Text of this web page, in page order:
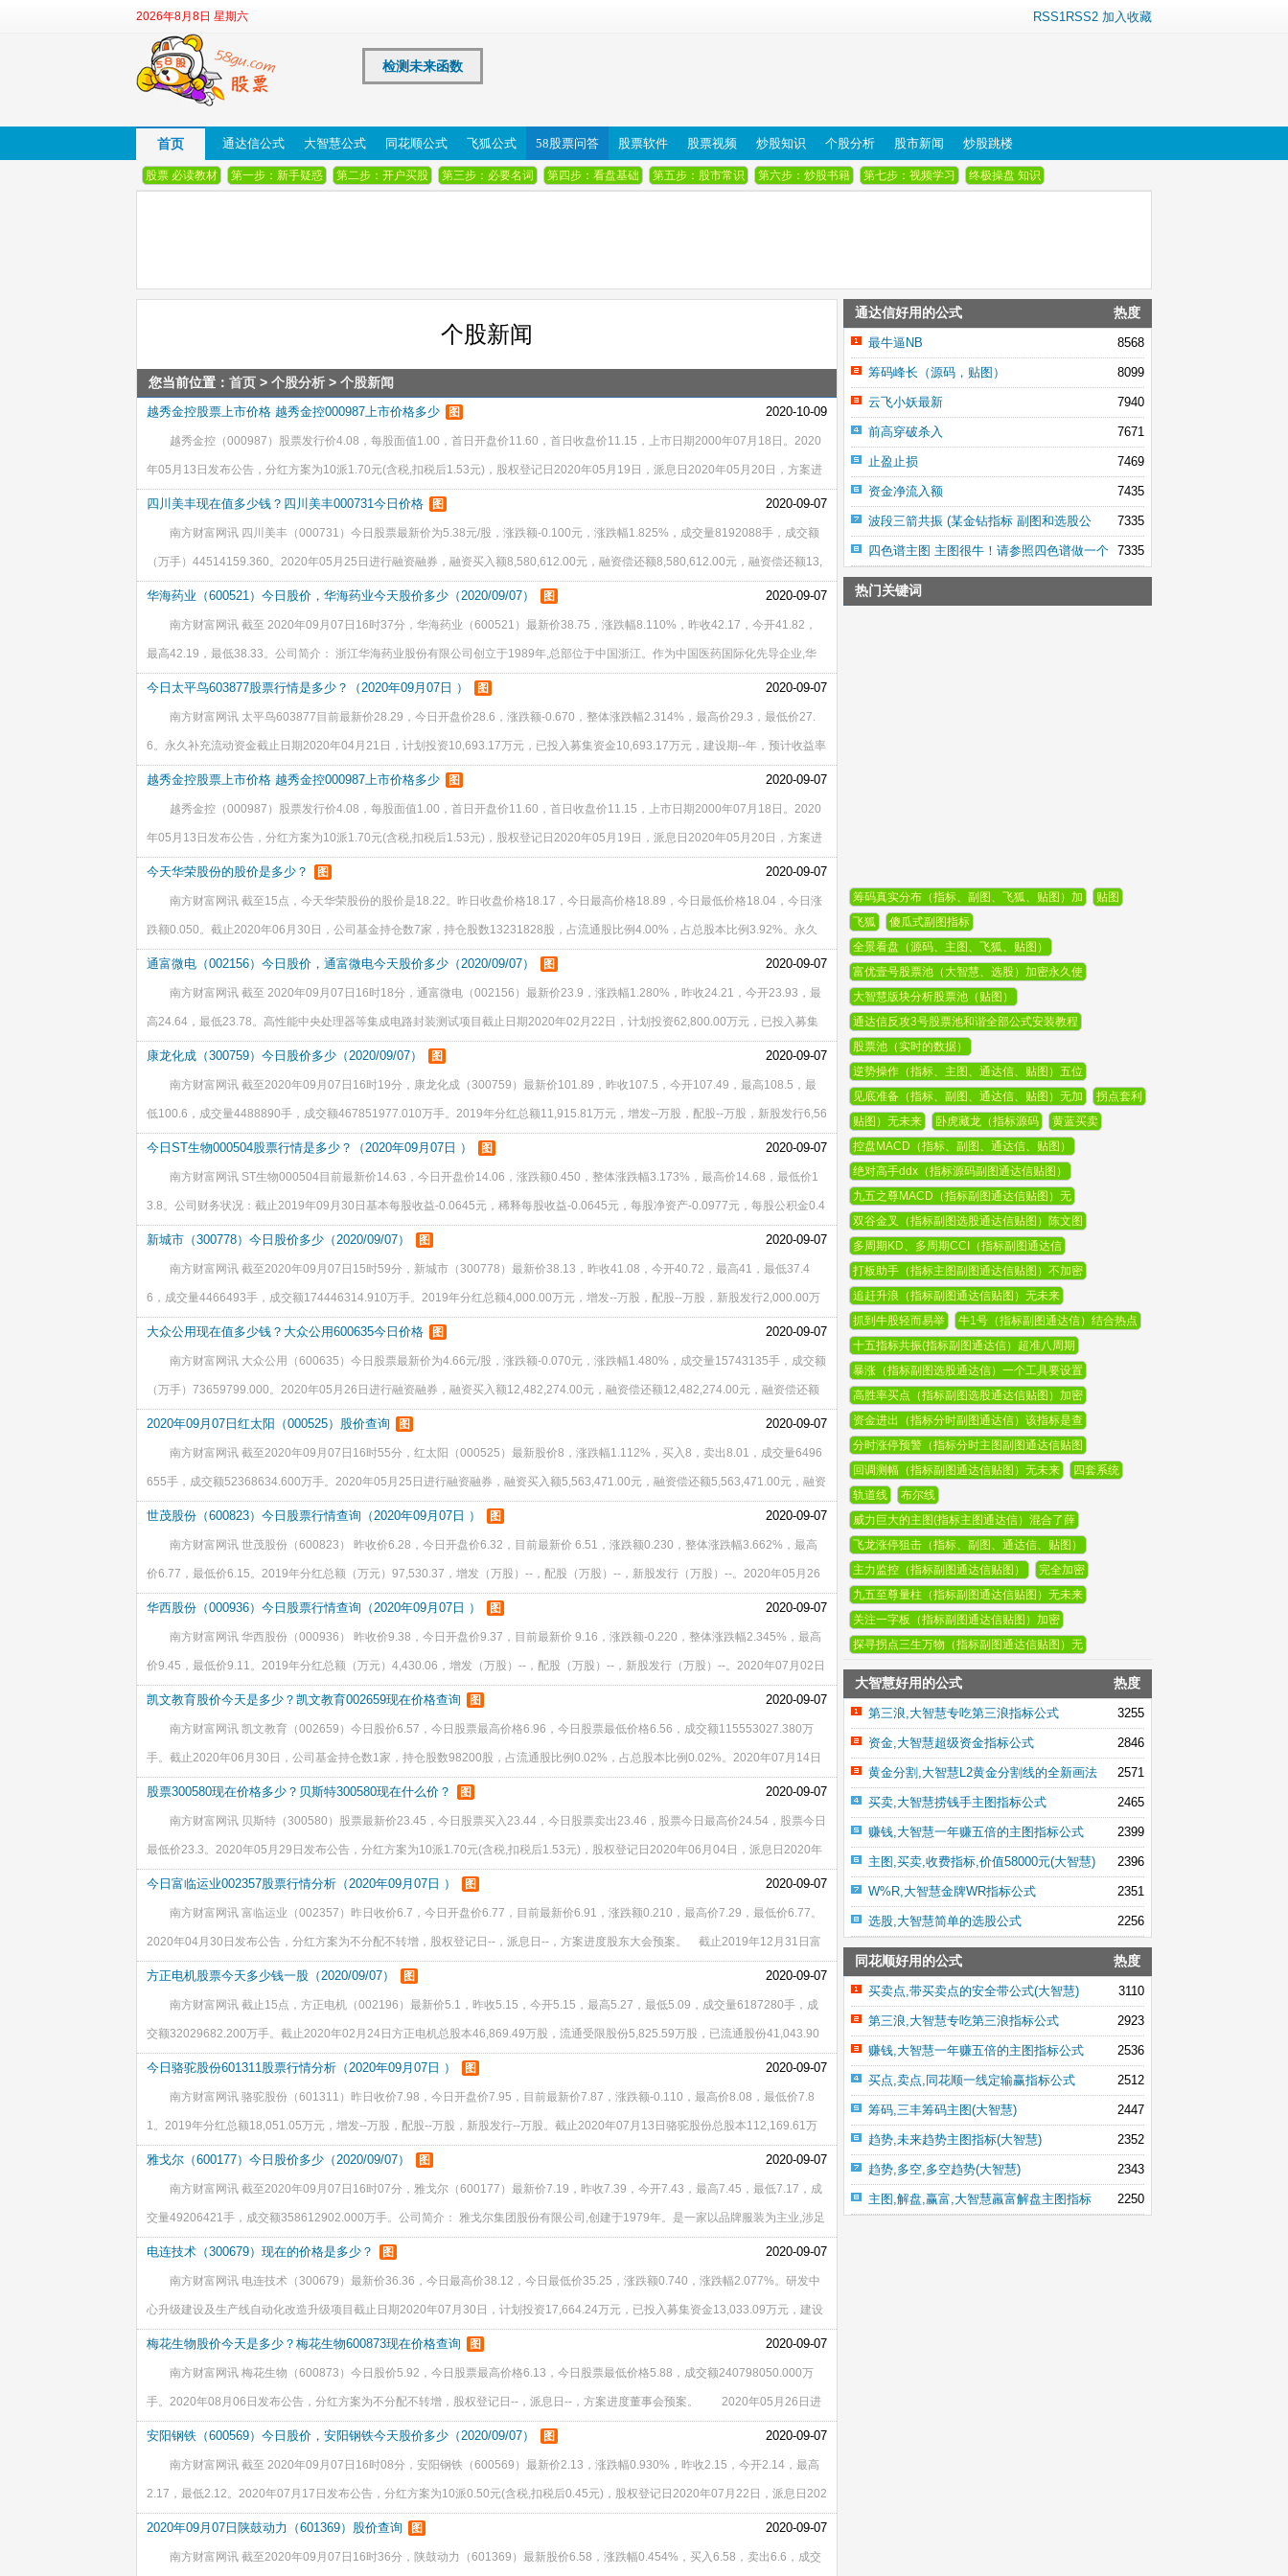
2026年8月8日 星期六 RSS1RSS2 加入收藏
检测未来函数
首页 通达信公式 大智慧公式 同花顺公式 飞狐公式 58股票问答 股票软件 股票视频 炒股知识 个股分析 股市新闻 炒股跳楼
股票 必读教材 第一步：新手疑惑 第二步：开户买股 第三步：必要名词 第四步：看盘基础 第五步：股市常识 第六步：炒股书籍 第七步：视频学习 终极操盘 知识
个股新闻
您当前位置： 首页 > 个股分析 > 个股新闻
越秀金控股票上市价格 越秀金控000987上市价格多少 图 2020-10-09
越秀金控（000987）股票发行价4.08，每股面值1.00，首日开盘价11.60，首日收盘价11.15，上市日期2000年07月18日。2020
年05月13日发布公告，分红方案为10派1.70元(含税,扣税后1.53元)，股权登记日2020年05月19日，派息日2020年05月20日，方案进
度实施方案。 2019年分红总额46,799.04万元，增发--万股，配股--万股
四川美丰现在值多少钱？四川美丰000731今日价格 图 2020-09-07
南方财富网讯 四川美丰（000731）今日股票最新价为5.38元/股，涨跌额-0.100元，涨跌幅1.825%，成交量8192088手，成交额
（万手）44514159.360。2020年05月25日进行融资融券，融资买入额8,580,612.00元，融资偿还额8,580,612.00元，融资偿还额13,
940,773.00元，融资金额368,305,417.00元，融券卖出
华海药业（600521）今日股价，华海药业今天股价多少（2020/09/07） 图 2020-09-07
南方财富网讯 截至 2020年09月07日16时37分，华海药业（600521）最新价38.75，涨跌幅8.110%，昨收42.17，今开41.82，
最高42.19，最低38.33。公司简介： 浙江华海药业股份有限公司创立于1989年,总部位于中国浙江。作为中国医药国际化先导企业,华
海药业是中国一家通过美国FDA制剂质量认证并自主拥有ANDA文号的制药公司,也是一家在美国实
今日太平鸟603877股票行情是多少？（2020年09月07日 ） 图 2020-09-07
南方财富网讯 太平鸟603877目前最新价28.29，今日开盘价28.6，涨跌额-0.670，整体涨跌幅2.314%，最高价29.3，最低价27.
6。永久补充流动资金截止日期2020年04月21日，计划投资10,693.17万元，已投入募集资金10,693.17万元，建设期--年，预计收益率
（税后）--，预计投资回收期--年。2019年分红总额32,984.14万元，增发-
越秀金控股票上市价格 越秀金控000987上市价格多少 图 2020-09-07
越秀金控（000987）股票发行价4.08，每股面值1.00，首日开盘价11.60，首日收盘价11.15，上市日期2000年07月18日。2020
年05月13日发布公告，分红方案为10派1.70元(含税,扣税后1.53元)，股权登记日2020年05月19日，派息日2020年05月20日，方案进
度实施方案。 2019年分红总额46,799.04万元，增发--万股，配股--万股
今天华荣股份的股价是多少？ 图 2020-09-07
南方财富网讯 截至15点，今天华荣股份的股价是18.22。昨日收盘价格18.17，今日最高价格18.89，今日最低价格18.04，今日涨
跌额0.050。截止2020年06月30日，公司基金持仓数7家，持仓股数13231828股，占流通股比例4.00%，占总股本比例3.92%。永久
补充流动资金截止日期2020年04月28日，计划投资26,500.00万元，已投入募集资金27,
通富微电（002156）今日股价，通富微电今天股价多少（2020/09/07） 图 2020-09-07
南方财富网讯 截至 2020年09月07日16时18分，通富微电（002156）最新价23.9，涨跌幅1.280%，昨收24.21，今开23.93，最
高24.64，最低23.78。高性能中央处理器等集成电路封装测试项目截止日期2020年02月22日，计划投资62,800.00万元，已投入募集
资金--万元，建设期--年，预计收益率（税后）--，预计投资回收期--年。数据仅供参
康龙化成（300759）今日股价多少（2020/09/07） 图 2020-09-07
南方财富网讯 截至2020年09月07日16时19分，康龙化成（300759）最新价101.89，昨收107.5，今开107.49，最高108.5，最
低100.6，成交量4488890手，成交额467851977.010万手。2019年分红总额11,915.81万元，增发--万股，配股--万股，新股发行6,56
3.00万股。公司财务状况：截止2019年09月30日基本每股收
今日ST生物000504股票行情是多少？（2020年09月07日 ） 图 2020-09-07
南方财富网讯 ST生物000504目前最新价14.63，今日开盘价14.06，涨跌额0.450，整体涨跌幅3.173%，最高价14.68，最低价1
3.8。公司财务状况：截止2019年09月30日基本每股收益-0.0645元，稀释每股收益-0.0645元，每股净资产-0.0977元，每股公积金0.4
536元，每股未分配利润-1.6638元，每股经营现金流-0.0152元，营业
新城市（300778）今日股价多少（2020/09/07） 图 2020-09-07
南方财富网讯 截至2020年09月07日15时59分，新城市（300778）最新价38.13，昨收41.08，今开40.72，最高41，最低37.4
6，成交量4466493手，成交额174446314.910万手。2019年分红总额4,000.00万元，增发--万股，配股--万股，新股发行2,000.00万
股。创新发展研究中心建设项目截止日期2020年04月28日，计划投资
大众公用现在值多少钱？大众公用600635今日价格 图 2020-09-07
南方财富网讯 大众公用（600635）今日股票最新价为4.66元/股，涨跌额-0.070元，涨跌幅1.480%，成交量15743135手，成交额
（万手）73659799.000。2020年05月26日进行融资融券，融资买入额12,482,274.00元，融资偿还额12,482,274.00元，融资偿还额
8,395,244.00元，融资金额715,980,189.00元，融券
2020年09月07日红太阳（000525）股价查询 图 2020-09-07
南方财富网讯 截至2020年09月07日16时55分，红太阳（000525）最新股价8，涨跌幅1.112%，买入8，卖出8.01，成交量6496
655手，成交额52368634.600万手。2020年05月25日进行融资融券，融资买入额5,563,471.00元，融资偿还额5,563,471.00元，融资
偿还额5,035,149.00元，融资金额340,778,334.00
世茂股份（600823）今日股票行情查询（2020年09月07日 ） 图 2020-09-07
南方财富网讯 世茂股份（600823） 昨收价6.28，今日开盘价6.32，目前最新价 6.51，涨跌额0.230，整体涨跌幅3.662%，最高
价6.77，最低价6.15。2019年分红总额（万元）97,530.37，增发（万股）--，配股（万股）--，新股发行（万股）--。2020年05月26
日进行融资融券，融资买入额5,089,638.00元，融资偿还额6,063,45
华西股份（000936）今日股票行情查询（2020年09月07日 ） 图 2020-09-07
南方财富网讯 华西股份（000936） 昨收价9.38，今日开盘价9.37，目前最新价 9.16，涨跌额-0.220，整体涨跌幅2.345%，最高
价9.45，最低价9.11。2019年分红总额（万元）4,430.06，增发（万股）--，配股（万股）--，新股发行（万股）--。2020年07月02日
发布公告，分红方案为10派0.50元(含税,扣税后0.45元)，股权登记日20
凯文教育股价今天是多少？凯文教育002659现在价格查询 图 2020-09-07
南方财富网讯 凯文教育（002659）今日股价6.57，今日股票最高价格6.96，今日股票最低价格6.56，成交额115553027.380万
手。截止2020年06月30日，公司基金持仓数1家，持仓股数98200股，占流通股比例0.02%，占总股本比例0.02%。2020年07月14日
增发股票，实际增发数量9971.34万股，实际募集净额9971.34万元，增发价格4.73
股票300580现在价格多少？贝斯特300580现在什么价？ 图 2020-09-07
南方财富网讯 贝斯特（300580）股票最新价23.45，今日股票买入23.44，今日股票卖出23.46，股票今日最高价24.54，股票今日
最低价23.3。2020年05月29日发布公告，分红方案为10派1.70元(含税,扣税后1.53元)，股权登记日2020年06月04日，派息日2020年
06月05日，方案进度实施方案。 截止2020年01月14日贝斯特总股本20,00
今日富临运业002357股票行情分析（2020年09月07日 ） 图 2020-09-07
南方财富网讯 富临运业（002357）昨日收价6.7，今日开盘价6.77，目前最新价6.91，涨跌额0.210，最高价7.29，最低价6.77。
2020年04月30日发布公告，分红方案为不分配不转增，股权登记日--，派息日--，方案进度股东大会预案。 截止2019年12月31日富
临运业总股本31,348.90万股，流通受限股份25.45万股，已流通股份31,323.45万股
方正电机股票今天多少钱一股（2020/09/07） 图 2020-09-07
南方财富网讯 截止15点，方正电机（002196）最新价5.1，昨收5.15，今开5.15，最高5.27，最低5.09，成交量6187280手，成
交额32029682.200万手。截止2020年02月24日方正电机总股本46,869.49万股，流通受限股份5,825.59万股，已流通股份41,043.90
万股，已上市流通A股41,043.90万股，变动原因是网下配售股份上市
今日骆驼股份601311股票行情分析（2020年09月07日 ） 图 2020-09-07
南方财富网讯 骆驼股份（601311）昨日收价7.98，今日开盘价7.95，目前最新价7.87，涨跌额-0.110，最高价8.08，最低价7.8
1。2019年分红总额18,051.05万元，增发--万股，配股--万股，新股发行--万股。截止2020年07月13日骆驼股份总股本112,169.61万
股，流通受限股份--万股，已流通股份112,169.61万股，已上市流通A股1
雅戈尔（600177）今日股价多少（2020/09/07） 图 2020-09-07
南方财富网讯 截至2020年09月07日16时07分，雅戈尔（600177）最新价7.19，昨收7.39，今开7.43，最高7.45，最低7.17，成
交量49206421手，成交额358612902.000万手。公司简介： 雅戈尔集团股份有限公司,创建于1979年。是一家以品牌服装为主业,涉足
地产开发、金融投资领域的大型跨国集团,位列2014中国企业五百强第221位、中国民
电连技术（300679）现在的价格是多少？ 图 2020-09-07
南方财富网讯 电连技术（300679）最新价36.36，今日最高价38.12，今日最低价35.25，涨跌额0.740，涨跌幅2.077%。研发中
心升级建设及生产线自动化改造升级项目截止日期2020年07月30日，计划投资17,664.24万元，已投入募集资金13,033.09万元，建设
期2.00年，预计收益率（税后）--，预计投资回收期--年。截止2019年12月31日股东
梅花生物股价今天是多少？梅花生物600873现在价格查询 图 2020-09-07
南方财富网讯 梅花生物（600873）今日股价5.92，今日股票最高价格6.13，今日股票最低价格5.88，成交额240798050.000万
手。2020年08月06日发布公告，分红方案为不分配不转增，股权登记日--，派息日--，方案进度董事会预案。 2020年05月26日进
行融资融券，融资买入额18,390,349.00元，融资偿还额18,390,349.00元，融资偿
安阳钢铁（600569）今日股价，安阳钢铁今天股价多少（2020/09/07） 图 2020-09-07
南方财富网讯 截至 2020年09月07日16时08分，安阳钢铁（600569）最新价2.13，涨跌幅0.930%，昨收2.15，今开2.14，最高
2.17，最低2.12。2020年07月17日发布公告，分红方案为10派0.50元(含税,扣税后0.45元)，股权登记日2020年07月22日，派息日202
0年07月23日，方案进度实施方案。 数据仅供参考，交易时请以成交价为准
2020年09月07日陕鼓动力（601369）股价查询 图 2020-09-07
南方财富网讯 截至2020年09月07日16时36分，陕鼓动力（601369）最新股价6.58，涨跌幅0.454%，买入6.58，卖出6.6，成交
通达信好用的公式 热度
最牛逼NB 8568
筹码峰长（源码，贴图） 8099
云飞小妖最新 7940
前高穿破杀入 7671
止盈止损 7469
资金净流入额 7435
波段三箭共振 (某金钻指标 副图和选股公 7335
四色谱主图 主图很牛！请参照四色谱做一个 7335
热门关键词
筹码真实分布（指标、副图、飞狐、贴图）加
贴图
飞狐
傻瓜式副图指标
全景看盘（源码、主图、飞狐、贴图）
富优壹号股票池（大智慧、选股）加密永久使
大智慧版块分析股票池（贴图）
通达信反攻3号股票池和谐全部公式安装教程
股票池（实时的数据）
逆势操作（指标、主图、通达信、贴图）五位
见底准备（指标、副图、通达信、贴图）无加
拐点套利
贴图）无未来
卧虎藏龙（指标源码
黄蓝买卖
控盘MACD（指标、副图、通达信、贴图）
绝对高手ddx（指标源码副图通达信贴图）
九五之尊MACD（指标副图通达信贴图）无
双谷金叉（指标副图选股通达信贴图）陈文图
多周期KD、多周期CCI（指标副图通达信
打板助手（指标主图副图通达信贴图）不加密
追赶升浪（指标副图通达信贴图）无未来
抓到牛股轻而易举
牛1号（指标副图通达信）结合热点
十五指标共振(指标副图通达信）超准八周期
暴涨（指标副图选股通达信）一个工具要设置
高胜率买点（指标副图选股通达信贴图）加密
资金进出（指标分时副图通达信）该指标是查
分时涨停预警（指标分时主图副图通达信贴图
回调测幅（指标副图通达信贴图）无未来
四套系统
轨道线
布尔线
威力巨大的主图(指标主图通达信）混合了薛
飞龙涨停狙击（指标、副图、通达信、贴图）
主力监控（指标副图通达信贴图）
完全加密
九五至尊量柱（指标副图通达信贴图）无未来
关注一字板（指标副图通达信贴图）加密
探寻拐点三生万物（指标副图通达信贴图）无
大智慧好用的公式 热度
第三浪,大智慧专吃第三浪指标公式 3255
资金,大智慧超级资金指标公式 2846
黄金分割,大智慧L2黄金分割线的全新画法 2571
买卖,大智慧捞钱手主图指标公式 2465
赚钱,大智慧一年赚五倍的主图指标公式 2399
主图,买卖,收费指标,价值58000元(大智慧) 2396
W%R,大智慧金牌WR指标公式 2351
选股,大智慧简单的选股公式 2256
同花顺好用的公式 热度
买卖点,带买卖点的安全带公式(大智慧) 3110
第三浪,大智慧专吃第三浪指标公式 2923
赚钱,大智慧一年赚五倍的主图指标公式 2536
买点,卖点,同花顺一线定输赢指标公式 2512
筹码,三丰筹码主图(大智慧) 2447
趋势,未来趋势主图指标(大智慧) 2352
趋势,多空,多空趋势(大智慧) 2343
主图,解盘,赢富,大智慧羸富解盘主图指标 2250